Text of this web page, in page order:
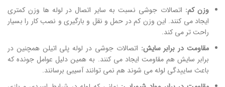
وزن کم: اتصالات جوشی نسبت به سایر اتصال در لوله ها وزن کمتری
ایجاد می کنند. این وزن کم در حمل و نقل و بارگیری و نصب کار را بسیار
راحت تر می کند.
مقاومت در برابر سایش: اتصالات جوشی در لوله پلی اتیلن همچنین در
برابر سایش هم مقاومت ایجاد می کنند. به همین دلیل عوامل جونده که
باعث ساییدگی لوله می شوند هم نمی توانند آسیبی برسانند.